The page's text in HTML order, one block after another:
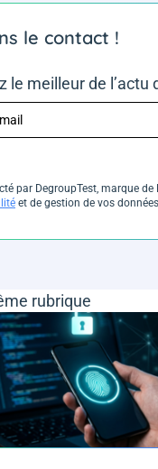
le contact !
le meilleur de
par DegroupTest, marque
et de gestion de vos
rubrique